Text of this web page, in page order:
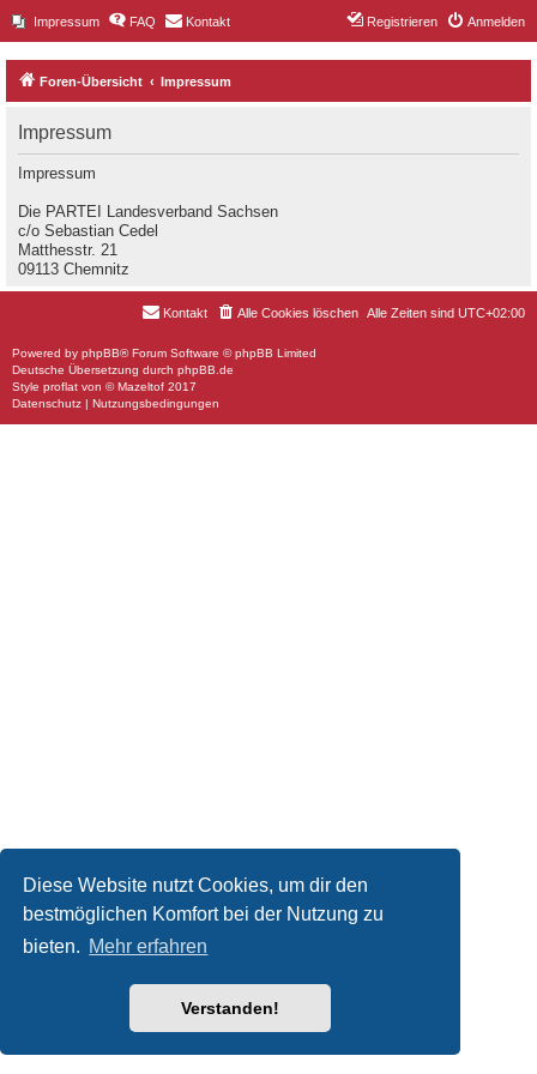
Diese Website nutzt Cookies, um dir den
bestmöglichen Komfort bei der Nutzung zu
bieten. Mehr erfahren
Verstanden!
Impressum FAQ Kontakt Anmelden
Registrieren
Foren-Übersicht Impressum
Impressum
Impressum
Die PARTEI Landesverband Sachsen
c/o Sebastian Cedel
Matthesstr. 21
09113 Chemnitz
Alle Zeiten sind UTC+02:00
Alle Cookies löschen
Kontakt
Powered by phpBB® Forum Software © phpBB Limited
Deutsche Übersetzung durch phpBB.de
Style proflat von ©Mazeltof 2017
Datenschutz | Nutzungsbedingungen